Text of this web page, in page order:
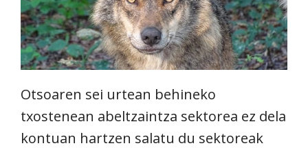
Otsoaren sei urtean behineko
txostenean abeltzaintza sektorea ez dela
kontuan hartzen salatu du sektoreak